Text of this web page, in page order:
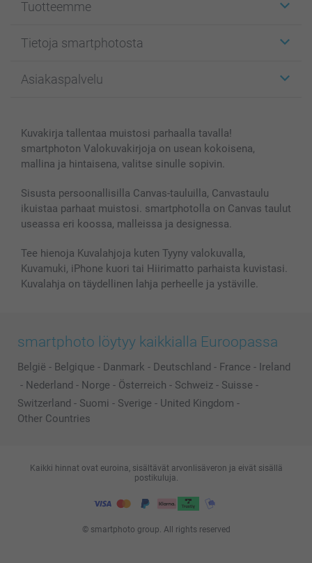
Tuotteemme
Kuvakortit
Kuvakirjat
Kännykkä & Tabletti
MyNameBook
Valokuvakehykset & Lisätarvikkeet
Lahjakortti
Kaikki kuvatuotteet
Tietoja smartphotosta
Affiliate ohjelma
Sivukartta
Ehdot/takuut
Asiakaspalvelu
smartbonus
Hinnat & maksutavat
Kuvakirja tallentaa muistosi parhaalla tavalla!
smartphoton Valokuvakirjoja on usean kokoisena,
mallina ja hintaisena, valitse sinulle sopivin.
Sisusta persoonallisilla Canvas-tauluilla, Canvastaulu
ikuistaa parhaat muistosi. smartphotolla on Canvas taulut
useassa eri koossa, malleissa ja designessa.
Tee hienoja Kuvalahjoja kuten Tyyny valokuvalla,
Kuvamuki, iPhone kuori tai Hiirimatto parhaista kuvistasi.
Kuvalahja on täydellinen lahja perheelle ja ystäville.
smartphoto löytyy kaikkialla Euroopassa
België - Belgique - Danmark - Deutschland - France - Ireland
- Nederland - Norge - Österreich - Schweiz - Suisse -
Switzerland - Suomi - Sverige - United Kingdom -
Other Countries
© smartphoto group. All rights reserved
Kaikki hinnat ovat euroina, sisältävät arvonlisäveron ja eivät sisällä
postikuluja.